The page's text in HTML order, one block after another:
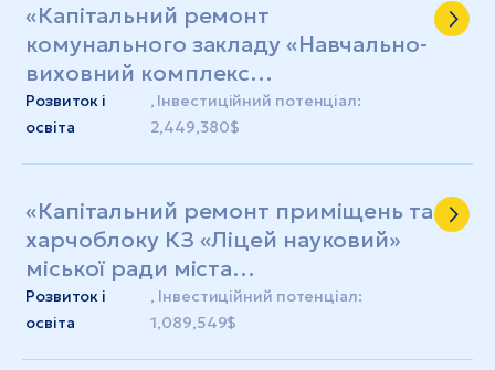
«Капітальний ремонт
комунального закладу «Навчально-
виховний комплекс
«Спеціалізований загальноосвітній
навчальний заклад І-ІІІ ступенів №
26
Розвиток і
освіта
, Інвестиційний потенціал:
2,449,380$
«Капітальний ремонт приміщень та
харчоблоку КЗ «Ліцей науковий»
міської ради міста
Кропивницького» з коригуванням
проектно-кошторисної
документації
Розвиток і
освіта
, Інвестиційний потенціал:
1,089,549$